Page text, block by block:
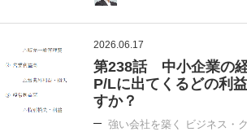
2026.06.17
第238話 中小企業の経
P/Lに出てくるどの利
すか？
強い会社を築く ビジネス・